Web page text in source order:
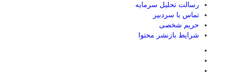
رسالت تحلیل سرمایه
تماس با سردبیر
حریم شخصی
شرایط بازنشر محتوا